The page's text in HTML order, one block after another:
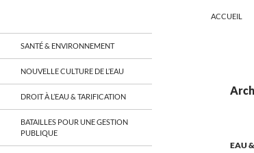
Aller
au
contenu
ACCUEIL
EAU
un réseau qui réunit citoyens et
associations autour de la ressource
territoire français, sur tous les
économique, juridique, de la santé,
culturel…
SANTÉ & ENVIRONNEMENT
NOUVELLE CULTURE DE L’EAU
DROIT À L’EAU & TARIFICATION
BATAILLES POUR UNE GESTION
PUBLIQUE